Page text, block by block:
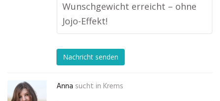
Wunschgewicht erreicht – ohne
Jojo-Effekt!
Nachricht senden
Anna sucht in Krems